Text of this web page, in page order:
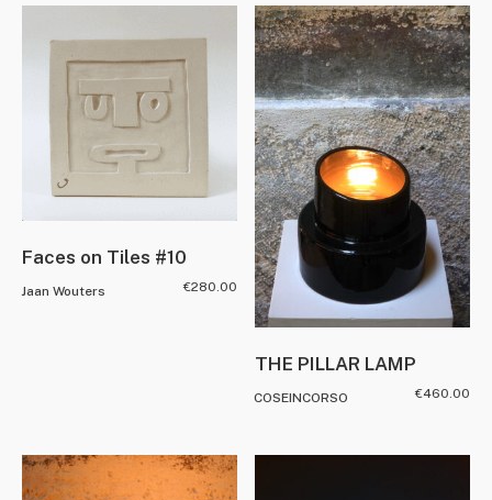
Faces on Tiles #10
Jaan Wouters €280.00
THE PILLAR LAMP
COSEINCORSO €460.00